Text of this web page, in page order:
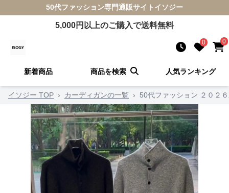
50代ファッション専門通販サイト イソジー
5,000円以上のご購入で送料無料
0 0
新着商品 商品を検索 人気ランキング
イソジー TOP › カーディガンの一覧 › 50代ファッション ２０２